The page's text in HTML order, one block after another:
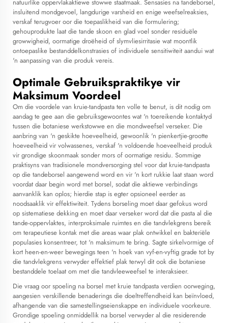
natuurlike oppervlakaktiewe stowwe staatmaak. Sensasies na tandeborsel,
insluitend mondgevoel, langdurige varsheid en enige weefselreaksies,
verskaf terugvoer oor die toepaslikheid van die formulering;
gehouprodukte laat die tande skoon en glad voel sonder residuële
growwigheid, oormatige droëheid of slymvliesirritasie wat moontlik
ontoepaslike bestanddelkonstrasies of individuele sensitiwiteit aandui wat
'n aanpassing van die produk vereis.
Optimale Gebruikspraktikye vir
Maksimum Voordeel
Om die voordele van kruie-tandpasta ten volle te benut, is dit nodig om
aandag te gee aan die gebruiksgewoontes wat 'n toereikende kontaktyd
tussen die botaniese werkstowwe en die mondweefsel verseker. Die
aanbring van 'n geskikte hoeveelheid, gewoonlik 'n pienkertjie-grootte
hoeveelheid vir volwassenes, verskaf 'n voldoende hoeveelheid produk
vir grondige skoonmaak sonder mors of oormatige residu. Sommige
praktisyns van tradisionele mondversorging stel voor dat kruie-tandpasta
op die tandeborsel aangewend word en vir 'n kort rukkie laat staan word
voordat daar begin word met borsel, sodat die aktiewe verbindings
aanvanklik kan oplos; hierdie stap is egter opsioneel eerder as
noodsaaklik vir effektiwiteit. Tydens borseling moet daar gefokus word
op sistematiese dekking en moet daar verseker word dat die pasta al die
tande-oppervlaktes, interproksimale ruimtes en die tandvlekgrens bereik
om terapeutiese kontak met die areas waar plak ontwikkel en bakteriële
populasies konsentreer, tot 'n maksimum te bring. Sagte sirkelvormige of
kort heen-en-weer bewegings teen 'n hoek van vyf-en-vyftig grade tot by
die tandvlekgrens verwyder effektief plak terwyl dit ook die botaniese
bestanddele toelaat om met die tandvleeweefsel te interaksieer.
Die vraag oor spoeling na borsel met kruie tandpasta verdien oorweging,
aangesien verskillende benaderings die doeltreffendheid kan beïnvloed,
afhangende van die samestellingseienskappe en individuele voorkeure.
Grondige spoeling onmiddellik na borsel verwyder al die residerende